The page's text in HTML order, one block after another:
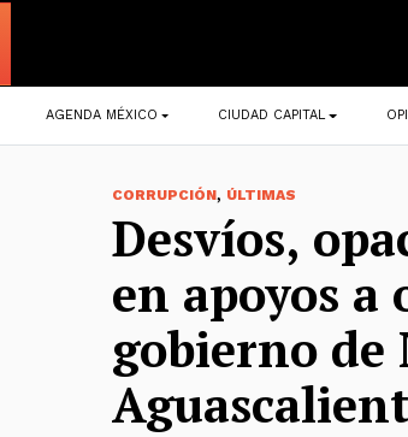
Navegación
principal
AGENDA MÉXICO CIUDAD CAPITAL
CORRUPCIÓN, ÚLTIMAS
Desvíos,
en apoyos a
gobierno de